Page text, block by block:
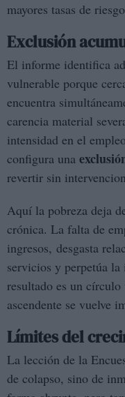
mayores tasas de
Exclusión
El informe identifica
vulnerable porque
encuentra
carencia material
intensidad en el
configura una
revertir sin
Aquí la pobreza deja
crónica. La falta de
ingresos, desgasta
servicios y perpetúa
resultado es un
ascendente se vuelve
Límites del
La lección de la
de colapso, sino de